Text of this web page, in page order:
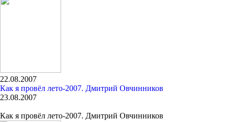
22.08.2007
Как я провёл лето-2007. Дмитрий Овчинников
23.08.2007
Как я провёл лето-2007. Дмитрий Овчинников